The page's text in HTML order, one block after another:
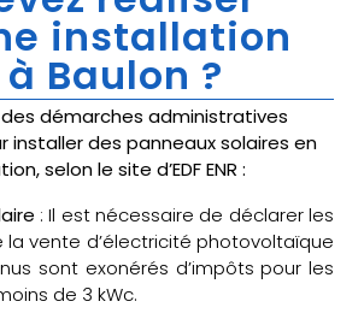
installation
Baulon ?
démarches administratives
installer des panneaux solaires en
selon le site d’EDF ENR :
: Il est nécessaire de déclarer les
la vente d’électricité photovoltaïque
sont exonérés d’impôts pour les
de 3 kWc.